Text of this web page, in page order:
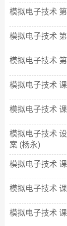
模拟电子技术
模拟电子技术
模拟电子技术
模拟电子技术
模拟电子技术
模拟电子技术
案 (杨永)
模拟电子技术
模拟电子技术
模拟电子技术